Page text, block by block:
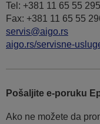
Tel: +381 11 65 55 295
Fax: +381 11 65 55
servis@aigo.rs
aigo.rs/servisne-
Pošaljite e-poruku
Ako ne možete da